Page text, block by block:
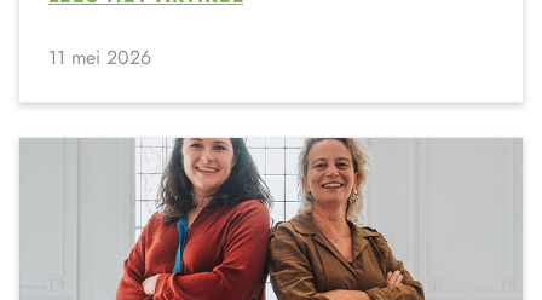
11 mei 2026